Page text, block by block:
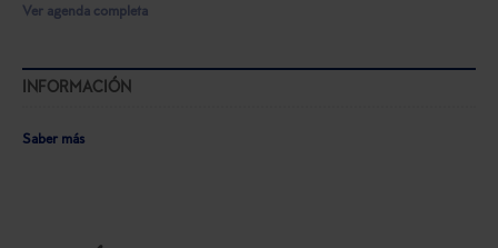
Ver agenda completa
INFORMACIÓN
Saber más